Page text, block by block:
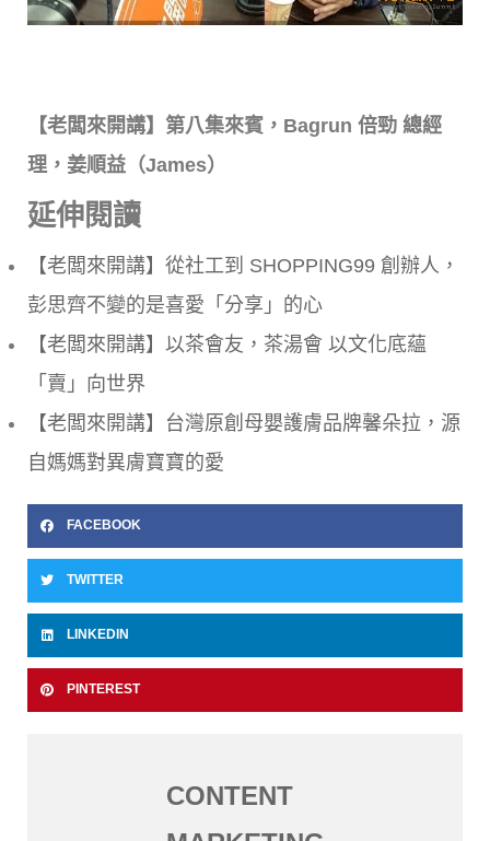
【老闆來開講】第八集來賓，Bagrun 倍勁 總經
理，姜順益（James）
延伸閱讀
【老闆來開講】從社工到 SHOPPING99 創辦人，
彭思齊不變的是喜愛「分享」的心
【老闆來開講】以茶會友，茶湯會 以文化底蘊
「賣」向世界
【老闆來開講】台灣原創母嬰護膚品牌馨朵拉，源
自媽媽對異膚寶寶的愛
FACEBOOK
TWITTER
LINKEDIN
PINTEREST
CONTENT